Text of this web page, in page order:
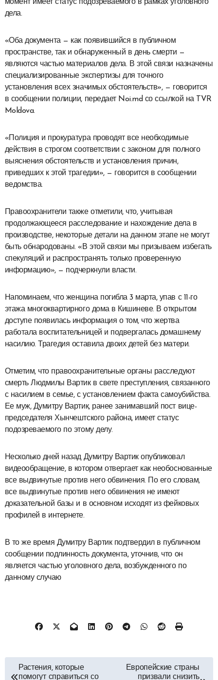
момент имеет статус подозреваемого в рамках уголовного
дела.
«Оба документа — как появившийся в публичном
пространстве, так и обнаруженный в день смерти —
являются частью материалов дела. В этой связи назначены
специализированные экспертизы для точного
установления всех значимых обстоятельств», — говорится
в сообщении полиции, передает Noi.md со ссылкой на TVR
Moldova.
«Полиция и прокуратура проводят все необходимые
действия в строгом соответствии с законом для полного
выяснения обстоятельств и установления причин,
приведших к этой трагедии», — говорится в сообщении
ведомства.
Правоохранители также отметили, что, учитывая
продолжающееся расследование и нахождение дела в
производстве, некоторые детали на данном этапе не могут
быть обнародованы. «В этой связи мы призываем избегать
спекуляций и распространять только проверенную
информацию», — подчеркнули власти.
Напоминаем, что женщина погибла 3 марта, упав с 11-го
этажа многоквартирного дома в Кишиневе. В открытом
доступе появилась информация о том, что жертва
работала воспитательницей и подвергалась домашнему
насилию. Трагедия оставила двоих детей без матери.
Отметим, что правоохранительные органы расследуют
смерть Людмилы Вартик в свете преступления, связанного
с насилием в семье, с установлением факта самоубийства.
Ее муж, Думитру Вартик, ранее занимавший пост вице-
председателя Хынчештского района, имеет статус
подозреваемого по этому делу.
Несколько дней назад Думитру Вартик опубликовал
видеообращение, в котором отвергает как необоснованные
все выдвинутые против него обвинения. По его словам,
все выдвинутые против него обвинения не имеют
доказательной базы и в основном исходят из фейковых
профилей в интернете.
В то же время Думитру Вартик подтвердил в публичном
сообщении подлинность документа, уточнив, что он
является частью уголовного дела, возбужденного по
данному случаю
Навигация
Растения, которые
помогут справиться со
Европейские страны
призвали снизить